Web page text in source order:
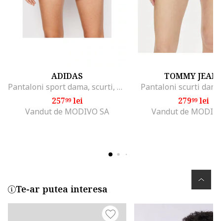
ADIDAS
Pantaloni sport dama, scurti, alb, bleumarin,
25799lei
Vandut de MODIVO SA
TOMMY
Pantaloni scurti
27999lei
Vandut de
Te-ar putea interesa